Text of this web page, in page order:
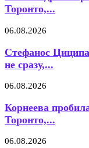
Торонто,...
06.08.2026
Стефанос
не сразу,...
06.08.2026
Корнеева
Торонто,...
06.08.2026